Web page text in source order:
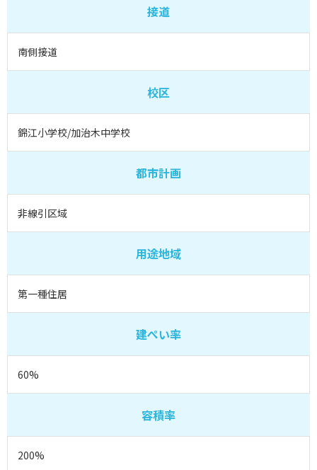
接道
南側接道
校区
錦江小学校/加治木中学校
都市計画
非線引区域
用途地域
第一種住居
建ぺい率
60%
容積率
200%